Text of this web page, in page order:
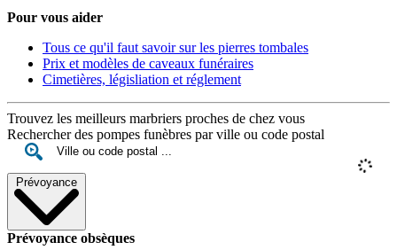
Pour vous aider
Tous ce qu'il faut savoir sur les pierres tombales
Prix et modèles de caveaux funéraires
Cimetières, législiation et réglement
Trouvez les meilleurs marbriers proches de chez vous
Rechercher des pompes funèbres par ville ou code postal
Prévoyance
Prévoyance obsèques